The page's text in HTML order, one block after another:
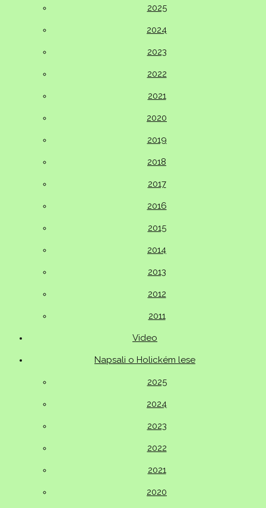
2025
2024
2023
2022
2021
2020
2019
2018
2017
2016
2015
2014
2013
2012
2011
Video
Napsali o Holickém lese
2025
2024
2023
2022
2021
2020